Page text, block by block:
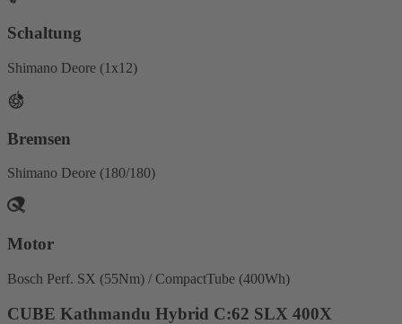
Schaltung
Shimano Deore (1x12)
Bremsen
Shimano Deore (180/180)
Motor
Bosch Perf. SX (55Nm) / CompactTube (400Wh)
CUBE Kathmandu Hybrid C:62 SLX 400X